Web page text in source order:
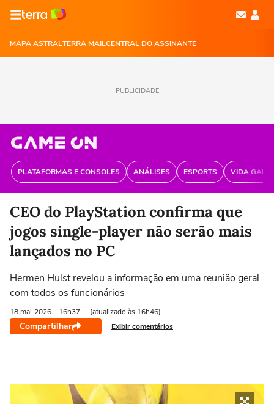
MAPA ASTRALTERRA MAILCENTRAL DO ASSINANTE
PUBLICIDADE
PLATAFORMAS E CONSOLES ANÁLISES ESPORTS VIDA
CEO do PlayStation confirma que
jogos single-player não serão mais
lançados no PC
Hermen Hulst revelou a informação em uma reunião geral
com todos os funcionários
18 mai 2026 - 16h37 (atualizado às 16h46)
Compartilhar Exibir comentários